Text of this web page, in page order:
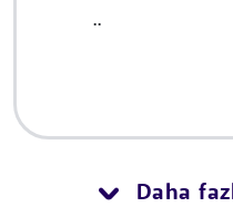
..
Daha